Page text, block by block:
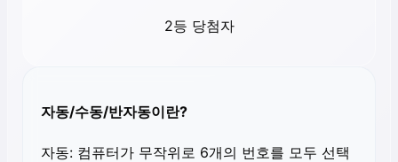
2등 당첨자
자동/수동/반자동이란?
자동: 컴퓨터가 무작위로 6개의 번호를 모두 선택